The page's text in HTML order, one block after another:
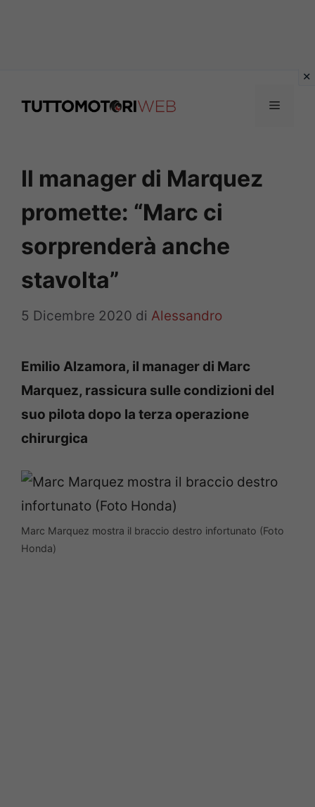
Menu
Il manager di Marquez
promette: “Marc ci
sorprenderà anche
stavolta”
5 Dicembre 2020 di Alessandro
Emilio Alzamora, il manager di Marc
Marquez, rassicura sulle condizioni del
suo pilota dopo la terza operazione
chirurgica
Marc Marquez mostra il braccio destro infortunato (Foto
Honda)